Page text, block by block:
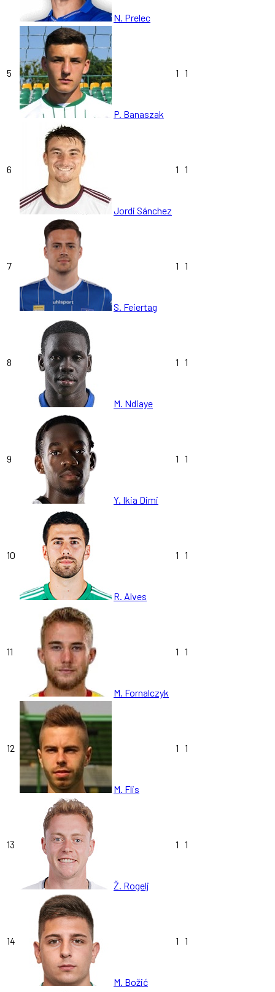
N. Prelec
5
P. Banaszak
1 1
6
Jordi Sánchez
1 1
7
S. Feiertag
1 1
8
M. Ndiaye
1 1
9
Y. Ikia Dimi
1 1
10
R. Alves
1 1
11
M. Fornalczyk
1 1
12
M. Flis
1 1
13
Ž. Rogelj
1 1
14
M. Božić
1 1